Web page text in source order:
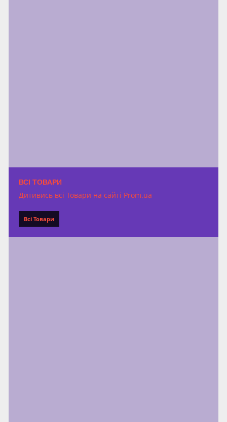
ВСІ ТОВАРИ
Дитивись всі Товари на сайті Prom.ua
Всі Товари